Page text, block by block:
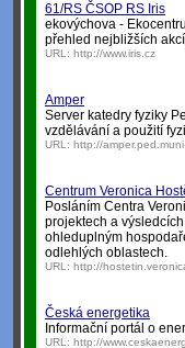
61/RS ČSOP RS Iris
ekovýchova -
přehled nejbližších
URL: http://www.iris.cz
Amper
Server katedry fyziky
vzdělávání a použití
URL: http://
Centrum Veronica
Posláním Centra
projektech a
ohleduplným
odlehlých oblastech.
URL: http://
Česká energetika
Informační portál o
URL: http://